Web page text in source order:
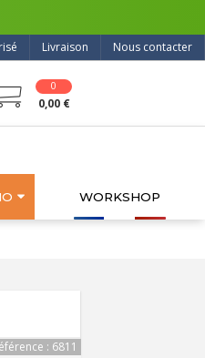
Nous contacter
Livraison
0
0,00 €
WORKSHOP
: 6811